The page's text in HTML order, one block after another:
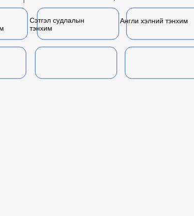
Сэтгэл судлалын
тэнхим
Англи хэлний тэнхим